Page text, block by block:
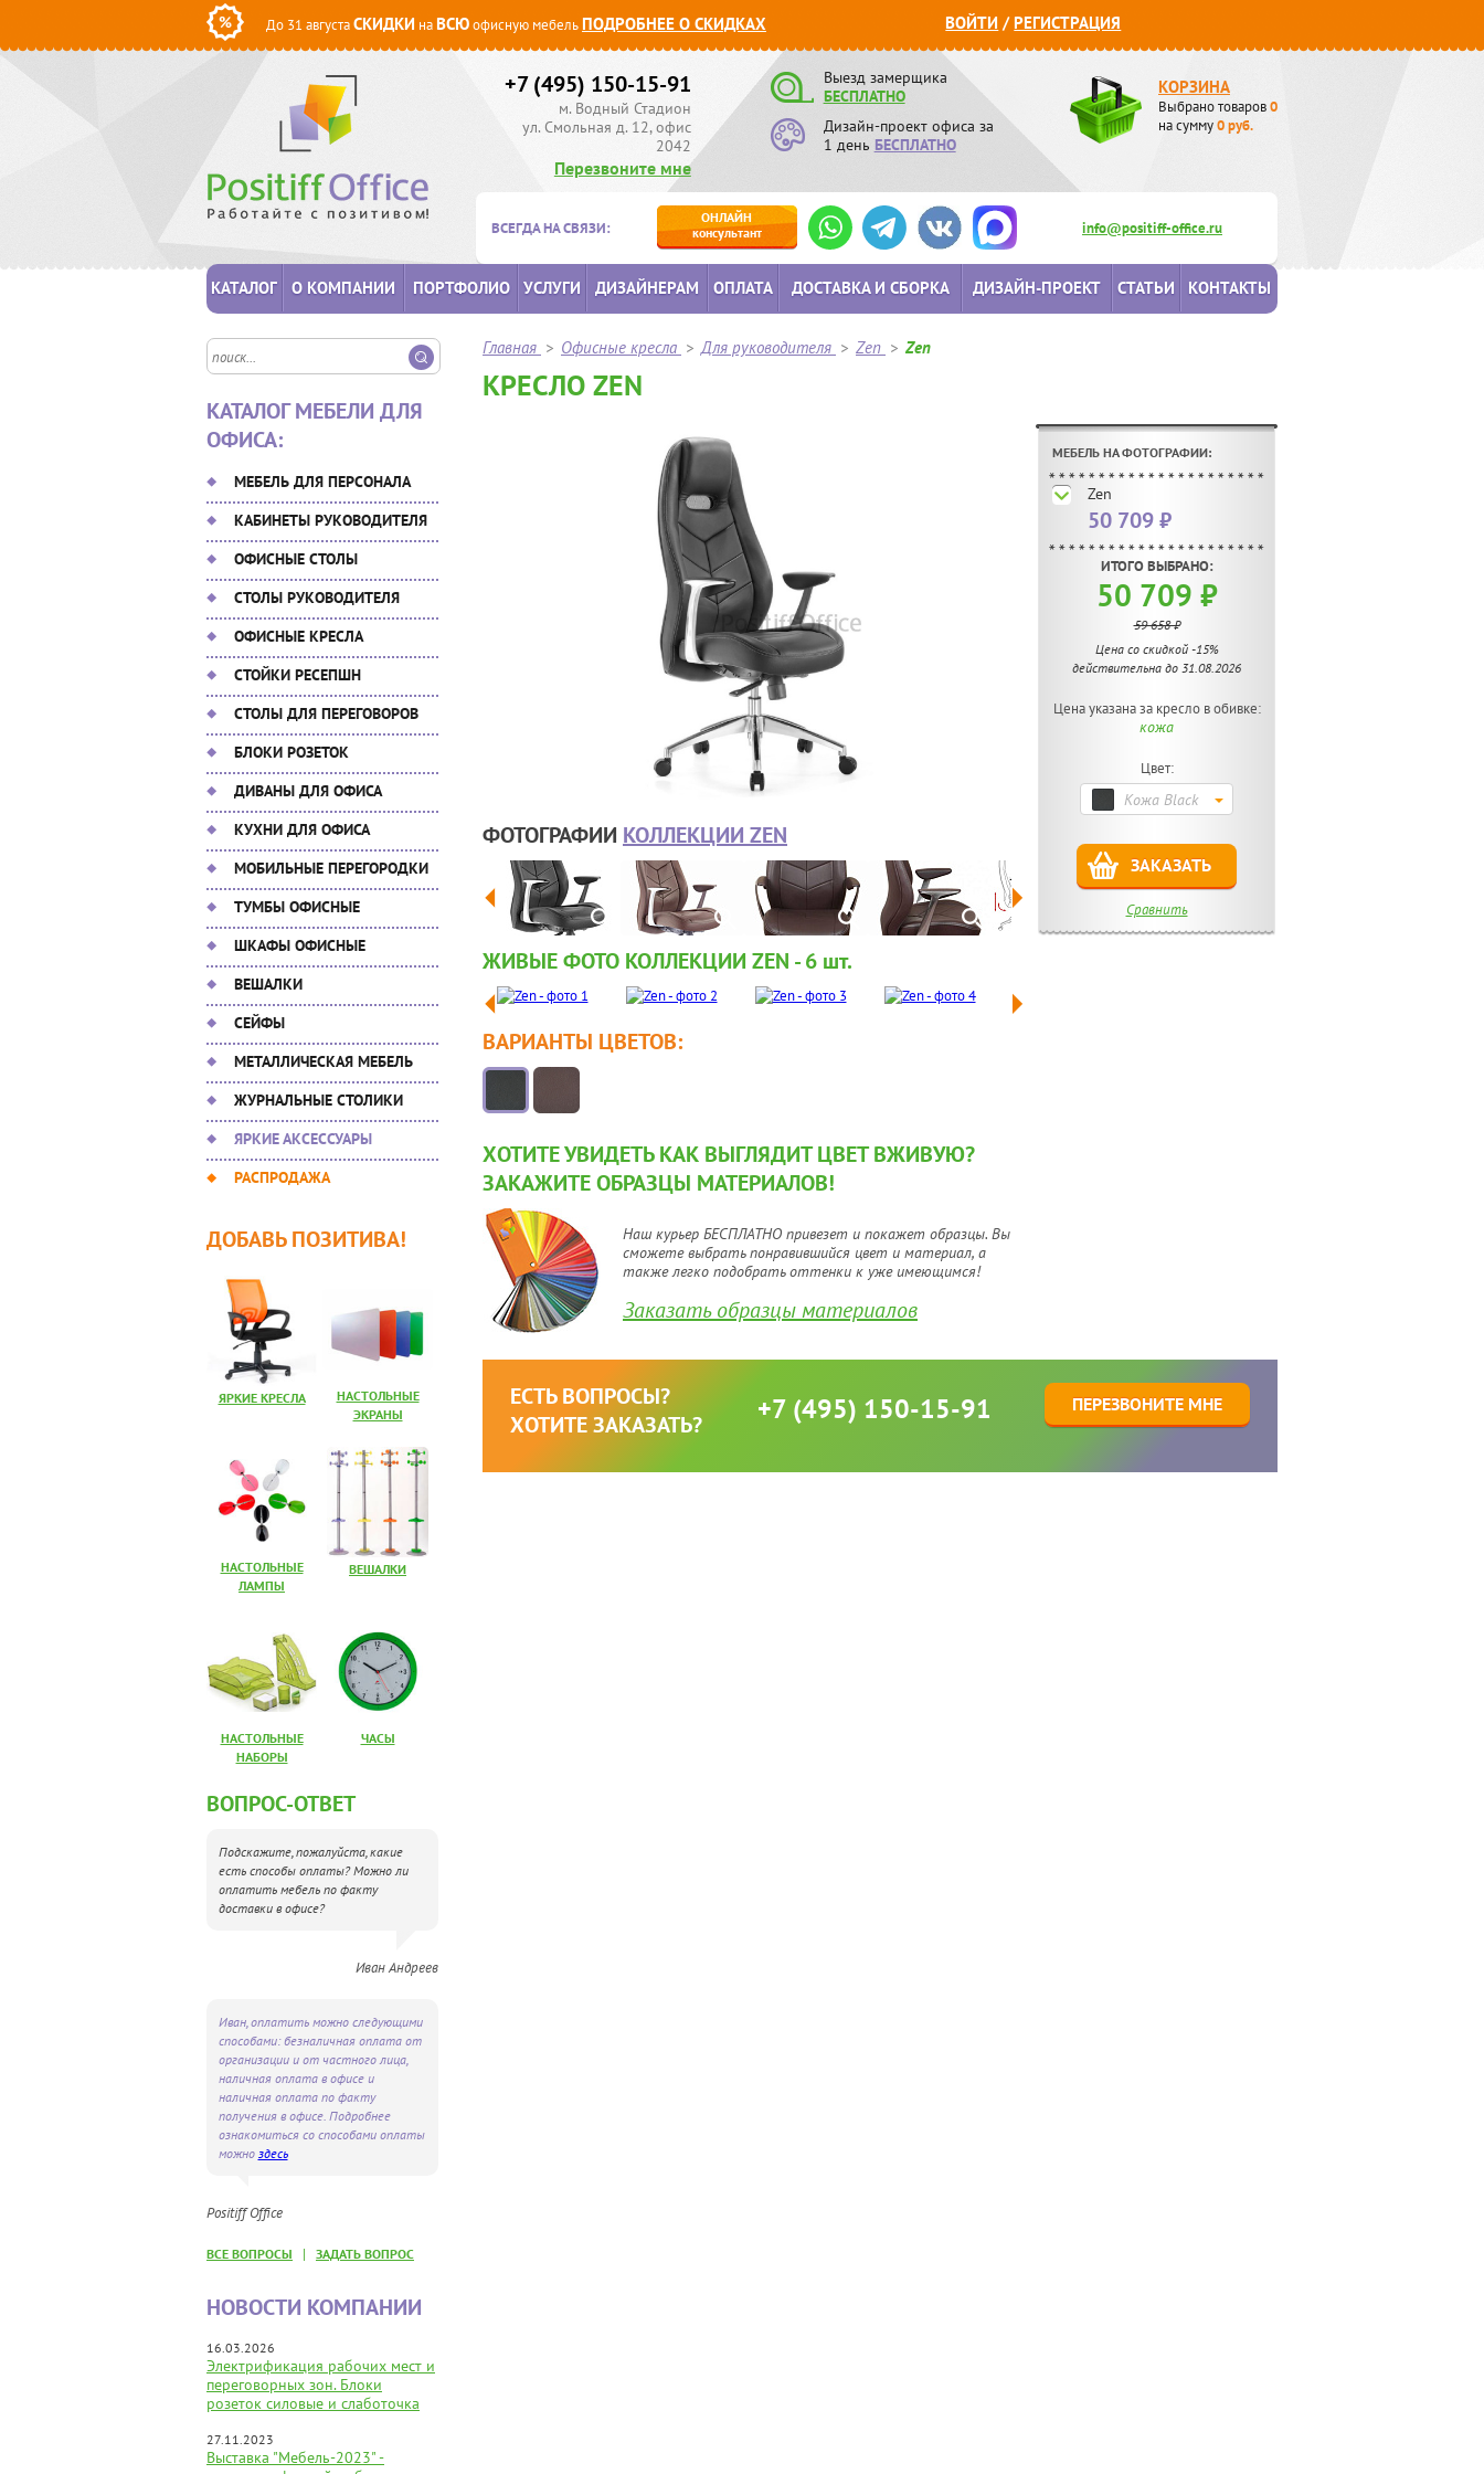
До 31 августаСКИДКИ наВСЮофисную мебельПОДРОБНЕЕ О СКИДКАХ ВОЙТИ /РЕГИСТРАЦИЯ
+7 (495) 150-15-91
м. Водный Стадион
ул. Смольная д. 12, офис
2042
Перезвоните мне
Выезд замерщика
БЕСПЛАТНО
Дизайн-проект офиса за
1 день БЕСПЛАТНО
КОРЗИНА
Выбрано товаров0
на сумму0руб.
ВСЕГДА НА СВЯЗИ:
ОНЛАЙН
консультант
info@positiff-office.ru
КАТАЛОГ О КОМПАНИИ ПОРТФОЛИО УСЛУГИ ДИЗАЙНЕРАМ ОПЛАТА ДОСТАВКА И СБОРКА ДИЗАЙН-ПРОЕКТ СТАТЬИ КОНТАКТЫ
КАТАЛОГ МЕБЕЛИ ДЛЯ
ОФИСА:
МЕБЕЛЬ ДЛЯ ПЕРСОНАЛА
КАБИНЕТЫ РУКОВОДИТЕЛЯ
ОФИСНЫЕ СТОЛЫ
СТОЛЫ РУКОВОДИТЕЛЯ
ОФИСНЫЕ КРЕСЛА
СТОЙКИ РЕСЕПШН
СТОЛЫ ДЛЯ ПЕРЕГОВОРОВ
БЛОКИ РОЗЕТОК
ДИВАНЫ ДЛЯ ОФИСА
КУХНИ ДЛЯ ОФИСА
МОБИЛЬНЫЕ ПЕРЕГОРОДКИ
ТУМБЫ ОФИСНЫЕ
ШКАФЫ ОФИСНЫЕ
ВЕШАЛКИ
СЕЙФЫ
МЕТАЛЛИЧЕСКАЯ МЕБЕЛЬ
ЖУРНАЛЬНЫЕ СТОЛИКИ
ЯРКИЕ АКСЕССУАРЫ
РАСПРОДАЖА
ДОБАВЬ ПОЗИТИВА!
ЯРКИЕ КРЕСЛА
НАСТОЛЬНЫЕ
ЭКРАНЫ
НАСТОЛЬНЫЕ
ЛАМПЫ
ВЕШАЛКИ
НАСТОЛЬНЫЕ
НАБОРЫ
ЧАСЫ
ВОПРОС-ОТВЕТ
Подскажите, пожалуйста, какие
есть способы оплаты? Можно ли
оплатить мебель по факту
доставки в офисе?
Иван Андреев
Иван, оплатить можно следующими
способами: безналичная оплата от
организации и от частного лица,
наличная оплата в офисе и
наличная оплата по факту
получения в офисе. Подробнее
ознакомиться со способами оплаты
можно здесь
Positiff Office
ВСЕ ВОПРОСЫ | ЗАДАТЬ ВОПРОС
НОВОСТИ КОМПАНИИ
16.03.2026
Электрификация рабочих мест и
переговорных зон. Блоки
розеток силовые и слаботочка
27.11.2023
Выставка "Мебель-2023" -
Главная > Офисные кресла > Для руководителя > Zen > Zen
КРЕСЛО ZEN
ФОТОГРАФИИ КОЛЛЕКЦИИ ZEN
ЖИВЫЕ ФОТО КОЛЛЕКЦИИ ZEN - 6 шт.
МЕБЕЛЬ НА ФОТОГРАФИИ:
Zen
50 709 ₽
ИТОГО ВЫБРАНО:
50 709 ₽
59 658 ₽
Цена со скидкой -15%
действительна до 31.08.2026
Цена указана за кресло в обивке:
кожа
Цвет:
Кожа Black
ЗАКАЗАТЬ
Сравнить
ВАРИАНТЫ ЦВЕТОВ:
ХОТИТЕ УВИДЕТЬ КАК ВЫГЛЯДИТ ЦВЕТ ВЖИВУЮ?
ЗАКАЖИТЕ ОБРАЗЦЫ МАТЕРИАЛОВ!
Наш курьер БЕСПЛАТНО привезет и покажет образцы. Вы
сможете выбрать понравившийся цвет и материал, а
также легко подобрать оттенки к уже имеющимся!
Заказать образцы материалов
ЕСТЬ ВОПРОСЫ?
ХОТИТЕ ЗАКАЗАТЬ?
+7 (495) 150-15-91 ПЕРЕЗВОНИТЕ МНЕ